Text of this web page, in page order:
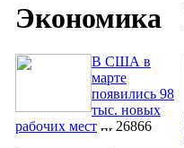
Экономика
В США в
марте
появились 98
тыс. новых
рабочих мест
26866